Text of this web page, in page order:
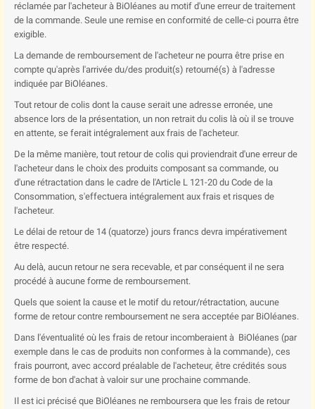
réclamée par l'acheteur à BiOléanes au motif d'une erreur de traitement
de la commande. Seule une remise en conformité de celle-ci pourra être
exigible.
La demande de remboursement de l'acheteur ne pourra être prise en
compte qu'après l'arrivée du/des produit(s) retourné(s) à l'adresse
indiquée par BiOléanes.
Tout retour de colis dont la cause serait une adresse erronée, une
absence lors de la présentation, un non retrait du colis là où il se trouve
en attente, se ferait intégralement aux frais de l'acheteur.
De la même manière, tout retour de colis qui proviendrait d'une erreur de
l'acheteur dans le choix des produits composant sa commande, ou
d'une rétractation dans le cadre de l'Article L 121-20 du Code de la
Consommation, s'effectuera intégralement aux frais et risques de
l'acheteur.
Le délai de retour de 14 (quatorze) jours francs devra impérativement
être respecté.
Au delà, aucun retour ne sera recevable, et par conséquent il ne sera
procédé à aucune forme de remboursement.
Quels que soient la cause et le motif du retour/rétractation, aucune
forme de retour contre remboursement ne sera acceptée par BiOléanes.
Dans l'éventualité où les frais de retour incomberaient à BiOléanes (par
exemple dans le cas de produits non conformes à la commande), ces
frais pourront, avec accord préalable de l'acheteur, être crédités sous
forme de bon d'achat à valoir sur une prochaine commande.
Il est ici précisé que BiOléanes ne remboursera que les frais de retour